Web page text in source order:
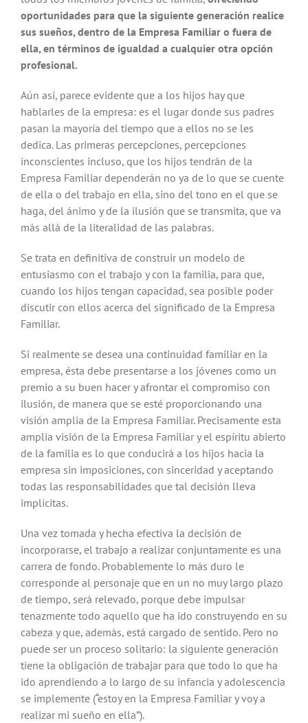
oportunidades para que la siguiente generación realice
sus sueños, dentro de la Empresa Familiar o fuera de
ella, en términos de igualdad a cualquier otra opción
profesional.
Aún así, parece evidente que a los hijos hay que
hablarles de la empresa: es el lugar donde sus padres
pasan la mayoría del tiempo que a ellos no se les
dedica. Las primeras percepciones, percepciones
inconscientes incluso, que los hijos tendrán de la
Empresa Familiar dependerán no ya de lo que se cuente
de ella o del trabajo en ella, sino del tono en el que se
haga, del ánimo y de la ilusión que se transmita, que va
más allá de la literalidad de las palabras.
Se trata en definitiva de construir un modelo de
entusiasmo con el trabajo y con la familia, para que,
cuando los hijos tengan capacidad, sea posible poder
discutir con ellos acerca del significado de la Empresa
Familiar.
Si realmente se desea una continuidad familiar en la
empresa, ésta debe presentarse a los jóvenes como un
premio a su buen hacer y afrontar el compromiso con
ilusión, de manera que se esté proporcionando una
visión amplia de la Empresa Familiar. Precisamente esta
amplia visión de la Empresa Familiar y el espíritu abierto
de la familia es lo que conducirá a los hijos hacia la
empresa sin imposiciones, con sinceridad y aceptando
todas las responsabilidades que tal decisión lleva
implícitas.
Una vez tomada y hecha efectiva la decisión de
incorporarse, el trabajo a realizar conjuntamente es una
carrera de fondo. Probablemente lo más duro le
corresponde al personaje que en un no muy largo plazo
de tiempo, será relevado, porque debe impulsar
tenazmente todo aquello que ha ido construyendo en su
cabeza y que, además, está cargado de sentido. Pero no
puede ser un proceso solitario: la siguiente generación
tiene la obligación de trabajar para que todo lo que ha
ido aprendiendo a lo largo de su infancia y adolescencia
se implemente (“estoy en la Empresa Familiar y voy a
realizar mi sueño en ella”).